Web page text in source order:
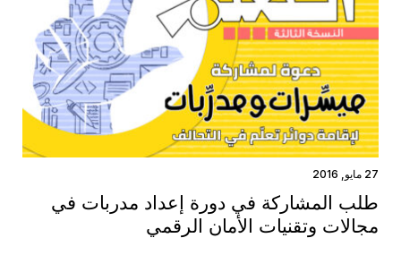
27 مايو, 2016
طلب المشاركة في دورة إعداد مدربات في
مجالات وتقنيات الأمان الرقمي